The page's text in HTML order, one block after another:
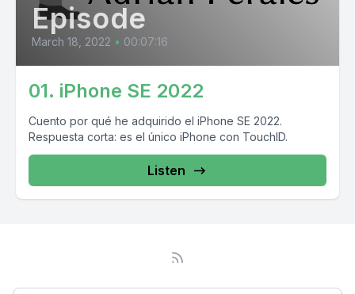
Episode
March 18, 2022 • 00:07:16
01. iPhone SE 2022
Cuento por qué he adquirido el iPhone SE 2022.
Respuesta corta: es el único iPhone con TouchID.
Listen